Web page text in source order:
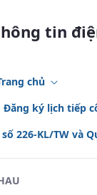
tin
chủ
Đăng ký lịch tiếp
226-KL/TW và